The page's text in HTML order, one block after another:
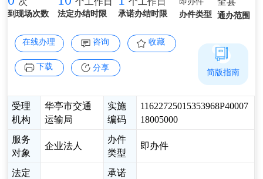
到现场次数 法定办结时限 承诺办结时限
办件类型
通办范围
在线办理 咨询 收藏
下载 分享
受理
机构
华亭市交通
运输局
实施
编码
11622725015353968P40007
18005000
服务
对象
企业法人
办件
类型
即办件
法定
承诺
简版指南